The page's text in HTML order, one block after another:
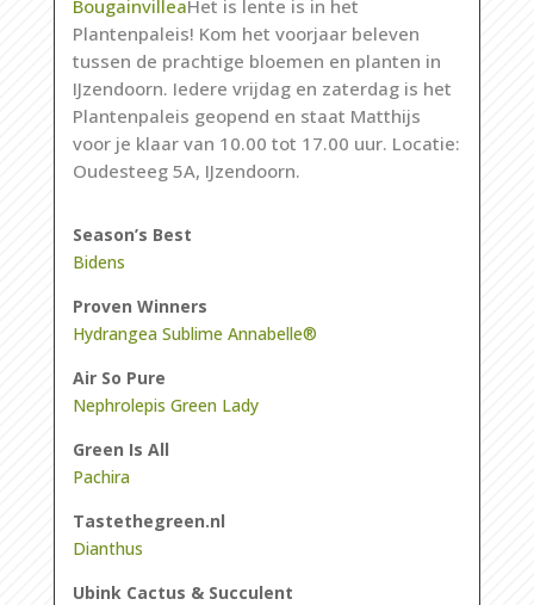
BougainvilleaHet is lente is in het
Plantenpaleis! Kom het voorjaar beleven
tussen de prachtige bloemen en planten in
IJzendoorn. Iedere vrijdag en zaterdagis het
Plantenpaleis geopend en staat Matthijs
voorje klaarvan 10.00 tot 17.00 uur. Locatie:
Oudesteeg5A, IJzendoorn.
Season’s Best
Bidens
Proven Winners
Hydrangea Sublime Annabelle®
Air So Pure
Nephrolepis Green Lady
Green Is All
Pachira
Tastethegreen.nl
Dianthus
Ubink Cactus & Succulent